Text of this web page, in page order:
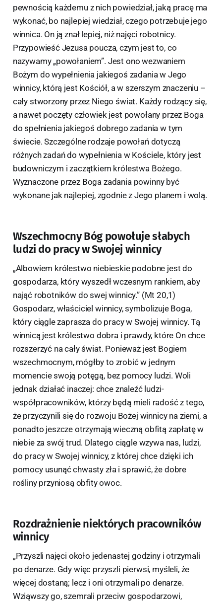
pewnością każdemu z nich powiedział, jaką pracę ma
wykonać, bo najlepiej wiedział, czego potrzebuje jego
winnica. On ją znał lepiej, niż najęci robotnicy.
Przypowieść Jezusa poucza, czym jest to, co
nazywamy „powołaniem”. Jest ono wezwaniem
Bożym do wypełnienia jakiegoś zadania w Jego
winnicy, którą jest Kościół, a w szerszym znaczeniu –
cały stworzony przez Niego świat. Każdy rodzący się,
a nawet poczęty człowiek jest powołany przez Boga
do spełnienia jakiegoś dobrego zadania w tym
świecie. Szczególne rodzaje powołań dotyczą
różnych zadań do wypełnienia w Kościele, który jest
budowniczym i zaczątkiem królestwa Bożego.
Wyznaczone przez Boga zadania powinny być
wykonane jak najlepiej, zgodnie z Jego planem i wolą.
Wszechmocny Bóg powołuje słabych
ludzi do pracy w Swojej winnicy
„Albowiem królestwo niebieskie podobne jest do
gospodarza, który wyszedł wczesnym rankiem, aby
nająć robotników do swej winnicy.” (Mt 20,1)
Gospodarz, właściciel winnicy, symbolizuje Boga,
który ciągle zaprasza do pracy w Swojej winnicy. Tą
winnicą jest królestwo dobra i prawdy, które On chce
rozszerzyć na cały świat. Ponieważ jest Bogiem
wszechmocnym, mógłby to zrobić w jednym
momencie swoją potęgą, bez pomocy ludzi. Woli
jednak działać inaczej: chce znaleźć ludzi-
współpracowników, którzy będą mieli radość z tego,
że przyczynili się do rozwoju Bożej winnicy na ziemi, a
ponadto jeszcze otrzymają wieczną obfitą zapłatę w
niebie za swój trud. Dlatego ciągle wzywa nas, ludzi,
do pracy w Swojej winnicy, z której chce dzięki ich
pomocy usunąć chwasty zła i sprawić, że dobre
rośliny przyniosą obfity owoc.
Rozdrażnienie niektórych pracowników
winnicy
„Przyszli najęci około jedenastej godziny i otrzymali
po denarze. Gdy więc przyszli pierwsi, myśleli, że
więcej dostaną; lecz i oni otrzymali po denarze.
Wziąwszy go, szemrali przeciw gospodarzowi,